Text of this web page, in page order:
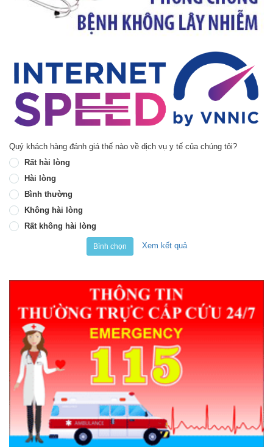
Quý khách hàng đánh giá thế nào về dịch vụ y tế của chúng tôi?
Rất hài lòng
Hài lòng
Bình thường
Không hài lòng
Rất không hài lòng
Bình chọn Xem kết quả